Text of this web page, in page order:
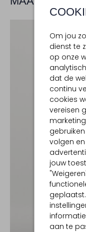
Om jou
dienst te
op onze
dat de
continu
cookies
vereisen
volgen
jouw
aan te